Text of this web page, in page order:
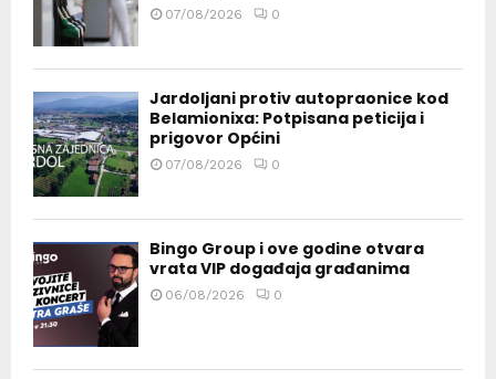
07/08/2026 0
Jardoljani protiv autopraonice kod
Belamionixa: Potpisana peticija i
prigovor Općini
07/08/2026 0
Bingo Group i ove godine otvara
vrata VIP događaja građanima
06/08/2026 0